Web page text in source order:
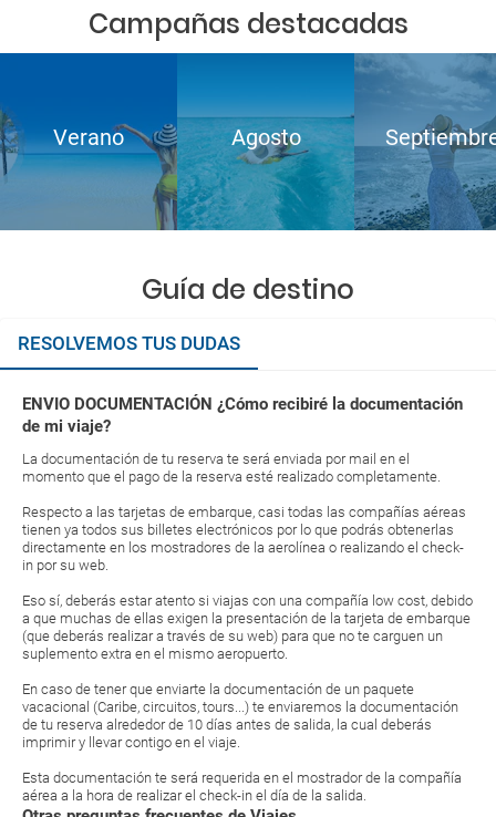
Campañas destacadas
Verano Agosto
Guía de destino
RESOLVEMOS TUS DUDAS
ENVIO DOCUMENTACIÓN ¿Cómo recibiré la documentación
de mi viaje?
La documentación de tu reserva te será enviada por mail en el
momento que el pago de la reserva esté realizado completamente.
Respecto a las tarjetas de embarque, casi todas las compañías aéreas
tienen ya todos sus billetes electrónicos por lo que podrás obtenerlas
directamente en los mostradores de la aerolínea o realizando el check-
in por su web.
Eso sí, deberás estar atento si viajas con una compañía low cost, debido
a que muchas de ellas exigen la presentación de la tarjeta de embarque
(que deberás realizar a través de su web) para que no te carguen un
suplemento extra en el mismo aeropuerto.
En caso de tener que enviarte la documentación de un paquete
vacacional (Caribe, circuitos, tours...) te enviaremos la documentación
de tu reserva alrededor de 10 días antes de salida, la cual deberás
imprimir y llevar contigo en el viaje.
Esta documentación te será requerida en el mostrador de la compañía
aérea a la hora de realizar el check-in el día de la salida.